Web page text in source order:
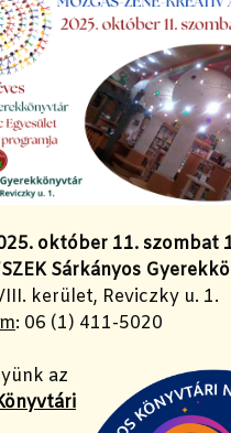
október 11. szombat
Sárkányos
kerület, Reviczky u. 1.
: 06 (1) 411-5020
az